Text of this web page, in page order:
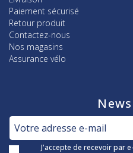
Paiement sécurisé
Retour produit
Contactez-nous
Nos magasins
Assurance vélo
J'accepte de recevoir par